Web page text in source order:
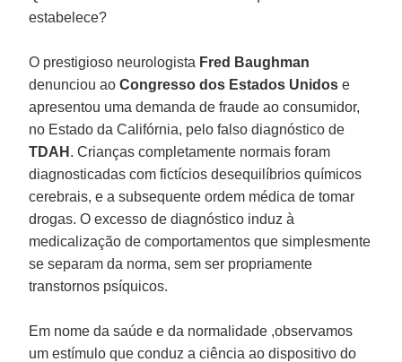
estabelece?
O prestigioso neurologista Fred Baughman
denunciou aoCongresso dos Estados Unidos e
apresentou uma demanda de fraude ao consumidor,
no Estado da Califórnia, pelo falso diagnóstico de
TDAH . Crianças completamente normais foram
diagnosticadas com fictícios desequilíbrios químicos
cerebrais, e a subsequente ordem médica de tomar
drogas. O excesso de diagnóstico induz à
medicalização de comportamentos que simplesmente
se separam da norma, sem ser propriamente
transtornos psíquicos.
Em nome da saúde e da normalidade ,observamos
um estímulo que conduz a ciência ao dispositivo do